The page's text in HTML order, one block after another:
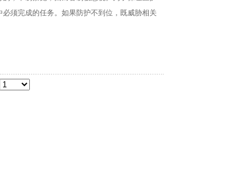
须完成的任务。如果防护不到位，既威胁相关